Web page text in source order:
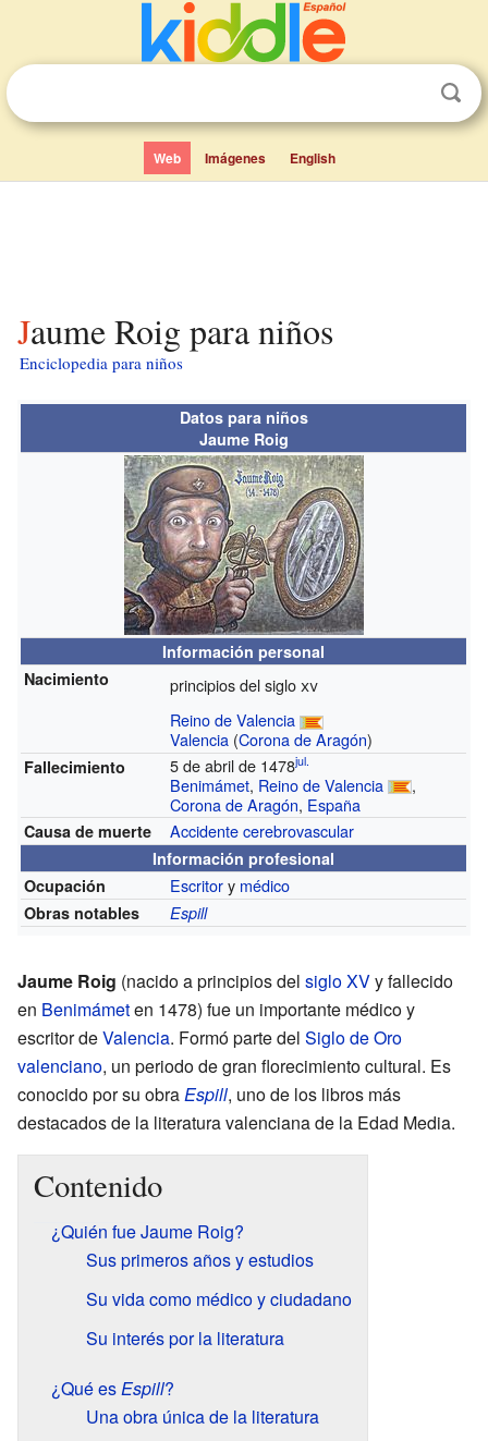
Web Imágenes English
Jaume Roig para niños
Enciclopedia para niños
Datos para niños
Jaume Roig
Información personal
Nacimiento
principios del sigloxv
Reino de Valencia
Valencia (Corona de Aragón)
Fallecimiento 5 de abril de 1478jul.
Benimámet, Reino de Valencia
,
Corona de Aragón, España
Causa de muerte Accidente cerebrovascular
Información profesional
Ocupación
Escritory médico
Obras notables Espill
Jaume Roig (nacido a principios del siglo XVy fallecido
en Benimámeten 1478) fue un importante médico y
escritor deValencia. Formó parte del Siglo de Oro
valenciano, un periodo de gran florecimiento cultural. Es
conocido por su obraEspill, uno de los libros más
destacados de la literatura valenciana de la Edad Media.
Contenido
¿Quién fue Jaume Roig?
Sus primeros años y estudios
Su vida como médico y ciudadano
Su interés por la literatura
¿Qué esEspill?
Una obra única de la literatura